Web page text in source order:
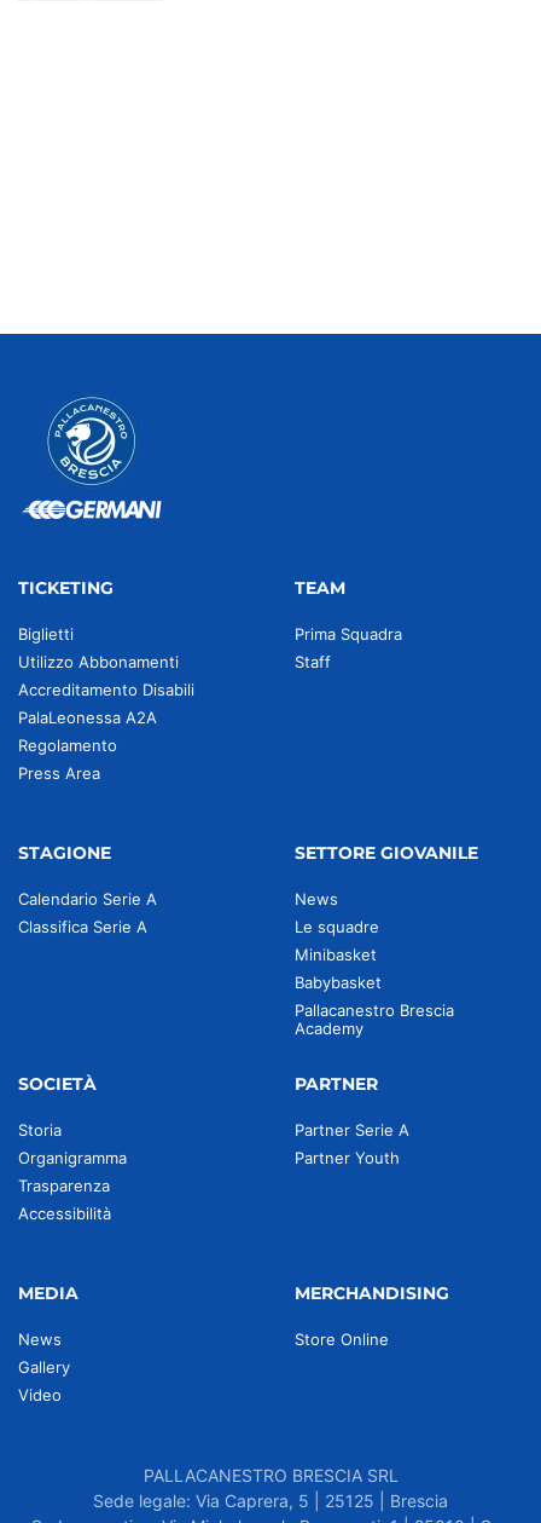
TICKETING
Biglietti
Utilizzo Abbonamenti
Accreditamento Disabili
PalaLeonessa A2A
Regolamento
Press Area
TEAM
Prima Squadra
Staff
STAGIONE
Calendario Serie A
Classifica Serie A
SETTORE GIOVANILE
News
Le squadre
Minibasket
Babybasket
Pallacanestro Brescia
Academy
SOCIETÀ
Storia
Organigramma
Trasparenza
Accessibilità
PARTNER
Partner Serie A
Partner Youth
MEDIA
News
Gallery
Video
MERCHANDISING
Store Online
PALLACANESTRO BRESCIA SRL
Sede legale: Via Caprera, 5 | 25125 | Brescia